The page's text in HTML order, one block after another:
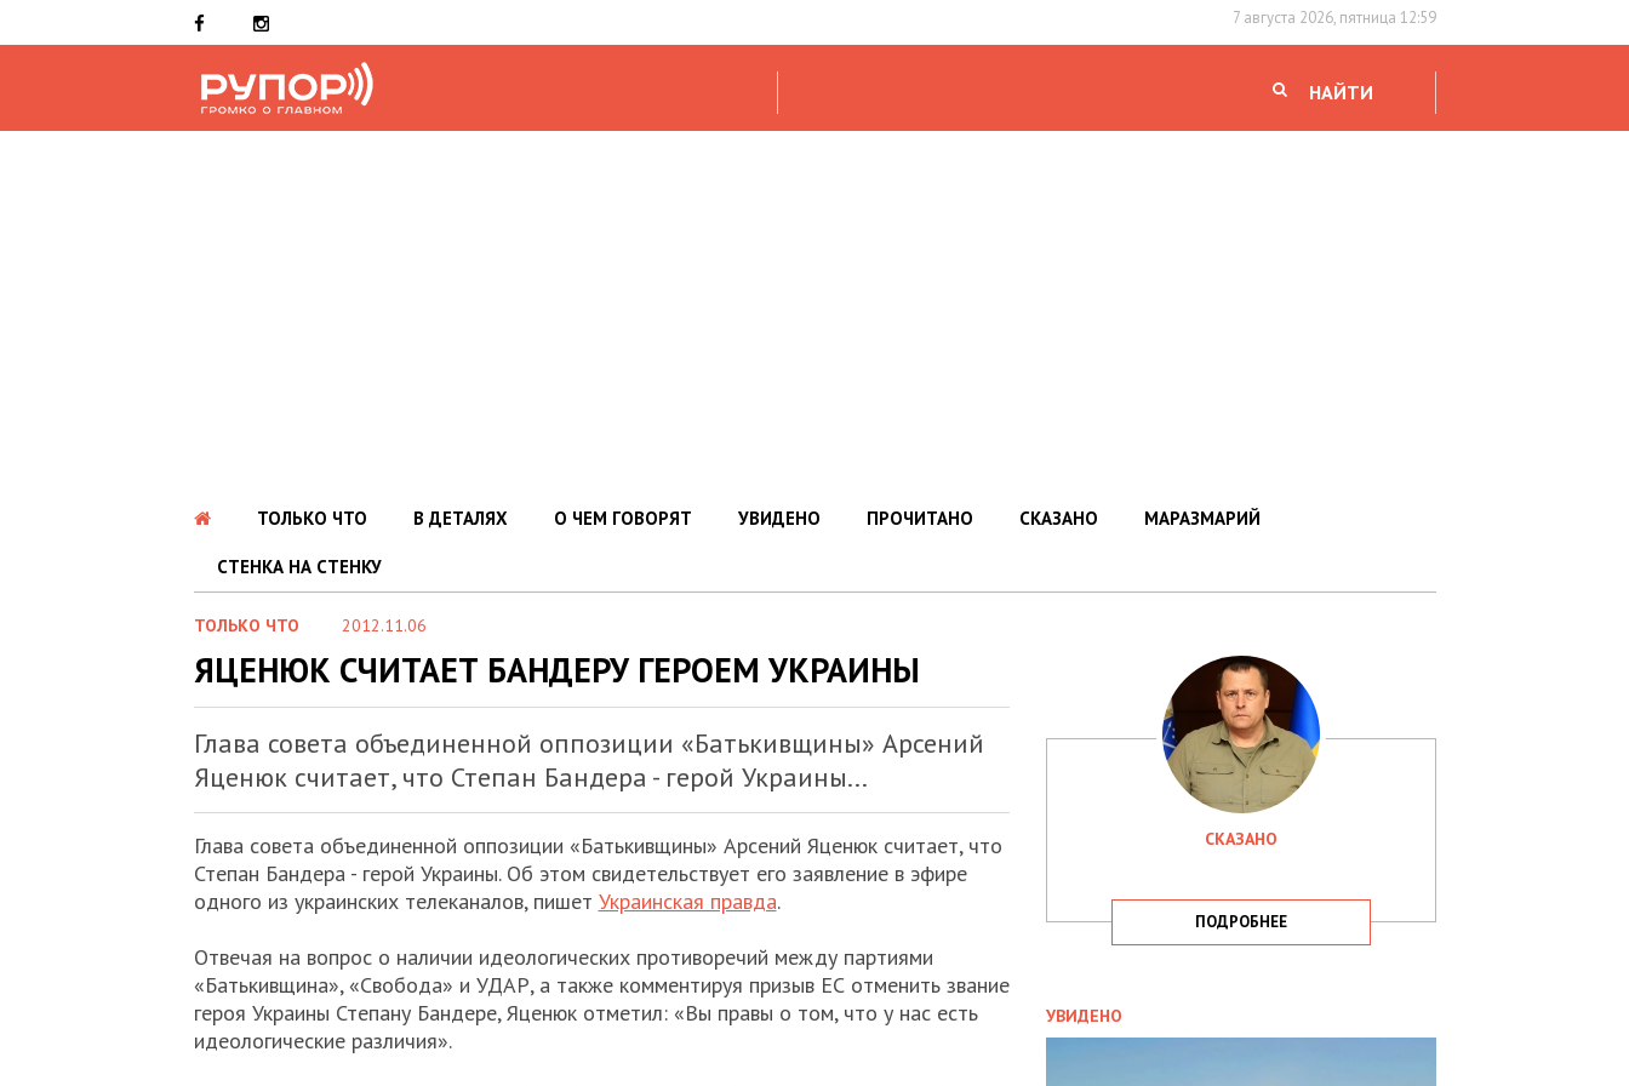
7 августа 2026, пятница 12:59
НАЙТИ
ТОЛЬКО ЧТО В ДЕТАЛЯХ О ЧЕМ ГОВОРЯТ УВИДЕНО ПРОЧИТАНО СКАЗАНО МАРАЗМАРИЙ
СТЕНКА НА СТЕНКУ
ТОЛЬКО ЧТО 2012.11.06
ЯЦЕНЮК СЧИТАЕТ БАНДЕРУ ГЕРОЕМ УКРАИНЫ
Глава совета объединенной оппозиции «Батькивщины» Арсений
Яценюк считает, что Степан Бандера - герой Украины...
Глава совета объединенной оппозиции «Батькивщины» Арсений Яценюк считает, что
Степан Бандера - герой Украины. Об этом свидетельствует его заявление в эфире
одного из украинских телеканалов, пишет Украинская правда.
Отвечая на вопрос о наличии идеологических противоречий между партиями
«Батькивщина», «Свобода» и УДАР, а также комментируя призыв ЕС отменить звание
героя Украины Степану Бандере, Яценюк отметил: «Вы правы о том, что у нас есть
идеологические различия».
СКАЗАНО
ПОДРОБНЕЕ
УВИДЕНО
ЗАТРИМАЛА